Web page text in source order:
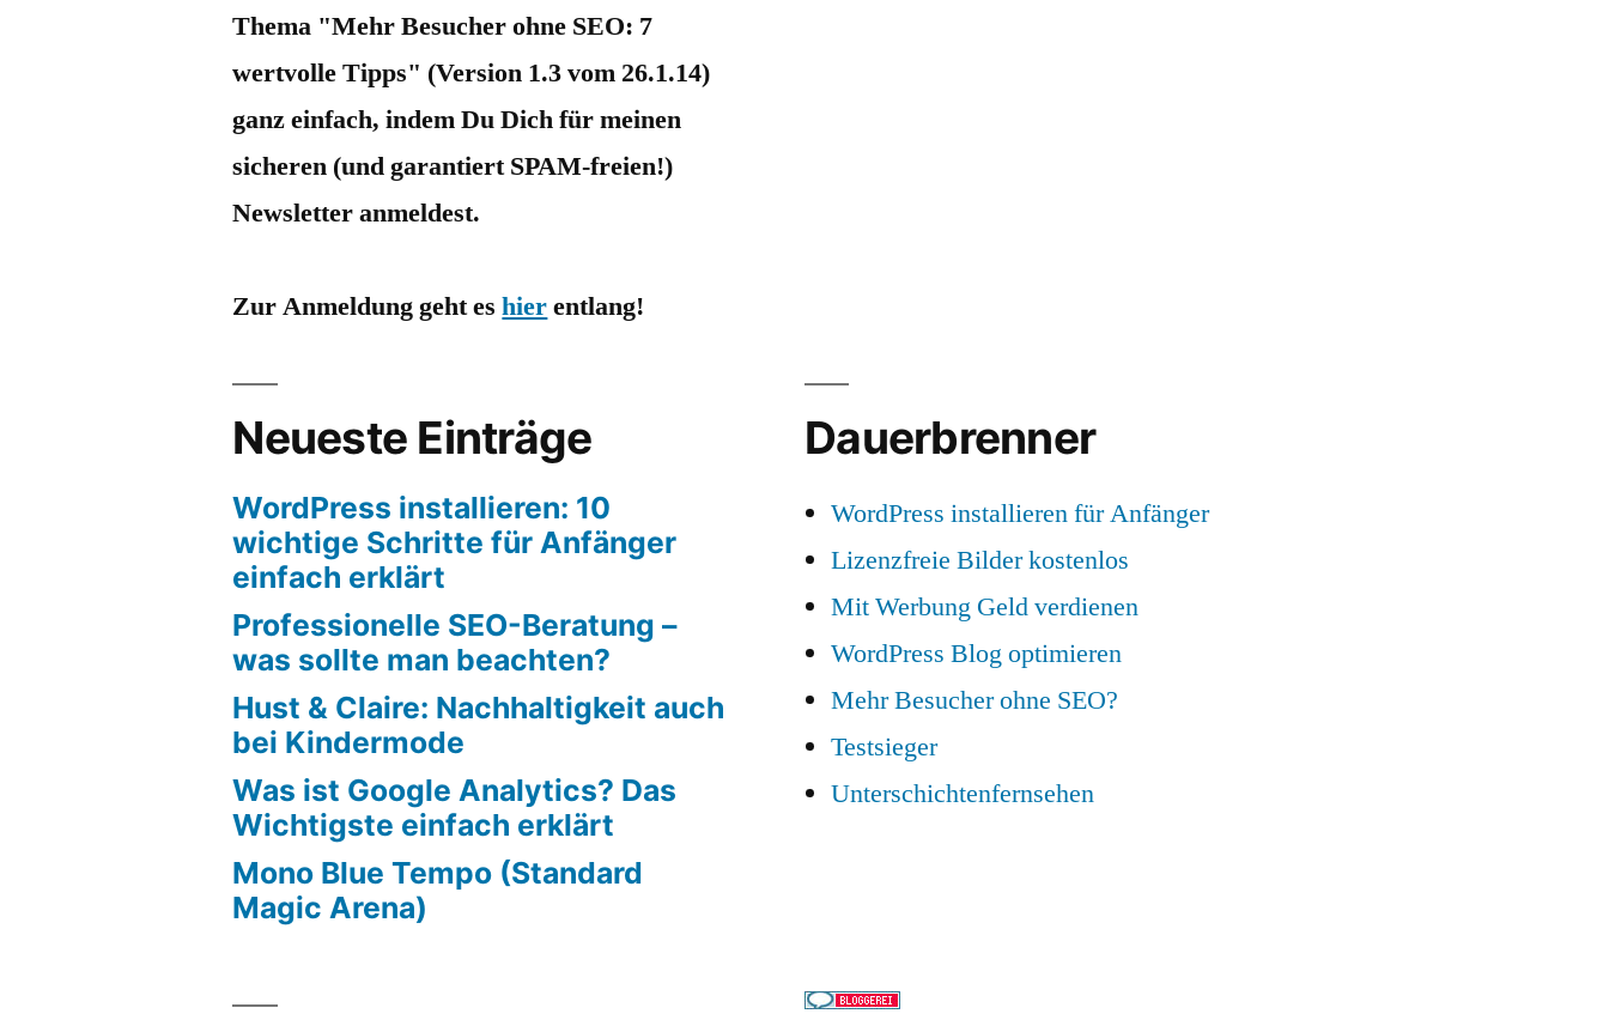
Thema "Mehr Besucher ohne SEO: 7
wertvolle Tipps" (Version 1.3 vom 26.1.14)
ganz einfach, indem Du Dich für meinen
sicheren (und garantiert SPAM-freien!)
Newsletter anmeldest.
Zur Anmeldung geht eshierentlang!
Neueste Einträge
WordPress installieren: 10
wichtige Schritte für Anfänger
einfach erklärt
Professionelle SEO-Beratung –
was sollte man beachten?
Hust & Claire: Nachhaltigkeit auch
bei Kindermode
Was ist Google Analytics? Das
Wichtigste einfach erklärt
Mono Blue Tempo (Standard
Magic Arena)
Dauerbrenner
WordPress installieren für Anfänger
Lizenzfreie Bilder kostenlos
Mit Werbung Geld verdienen
WordPress Blog optimieren
Mehr Besucher ohne SEO?
Testsieger
Unterschichtenfernsehen